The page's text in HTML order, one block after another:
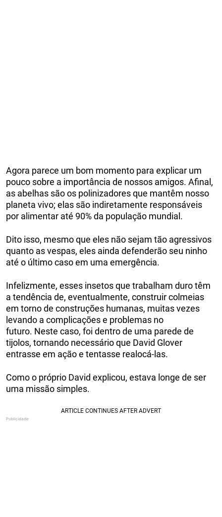
Agora parece um bom momento para explicar um
pouco sobre a importância de nossos amigos. Afinal,
as abelhas são os polinizadores que mantêm nosso
planeta vivo; elas são indiretamente responsáveis ​​
por alimentar até 90% da população mundial.
Dito isso, mesmo que eles não sejam tão agressivos
quanto as vespas, eles ainda defenderão seu ninho
até o último caso em uma emergência.
Infelizmente, esses insetos que trabalham duro têm
a tendência de, eventualmente, construir colmeias
em torno de construções humanas, muitas vezes
levando a complicações e problemas no
futuro. Neste caso, foi dentro de uma parede de
tijolos, tornando necessário que David Glover
entrasse em ação e tentasse realocá-las.
Como o próprio David explicou, estava longe de ser
uma missão simples.